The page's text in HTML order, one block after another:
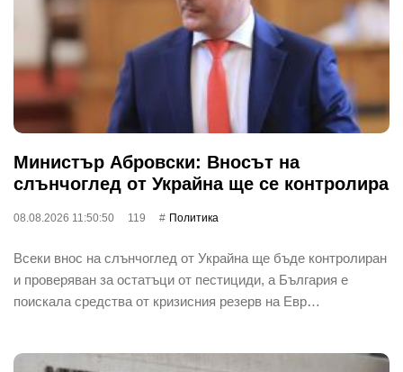
Министър Абровски: Вносът на
слънчоглед от Украйна ще се контролира
08.08.2026 11:50:50 119 Политика
Всеки внос на слънчоглед от Украйна ще бъде контролиран
и проверяван за остатъци от пестициди, а България е
поискала средства от кризисния резерв на Евр…